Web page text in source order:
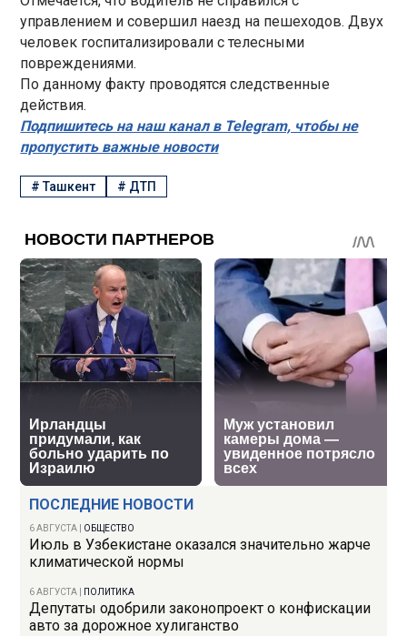
ПОСЛЕДНИЕ НОВОСТИ
6 АВГУСТА ОБЩЕСТВО
Июль в Узбекистане оказался значительно жарче
климатической нормы
6 АВГУСТА ПОЛИТИКА
Депутаты одобрили законопроект о конфискации
авто за дорожное хулиганство
управлением и совершил наезд на пешеходов. Двух
человек госпитализировали с телесными
повреждениями.
По данному факту проводятся следственные
действия.
Подпишитесь на наш канал в Telegram, чтобы не
пропустить важные новости
#Ташкент # ДТП